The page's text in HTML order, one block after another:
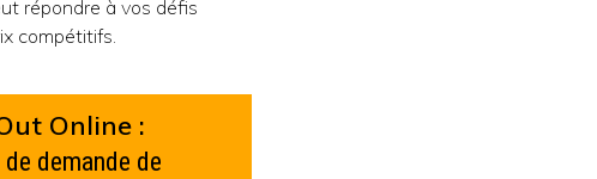
répondre à vos défis
compétitifs.
Online :
demande de